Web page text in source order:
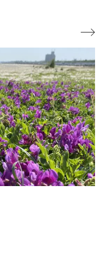
